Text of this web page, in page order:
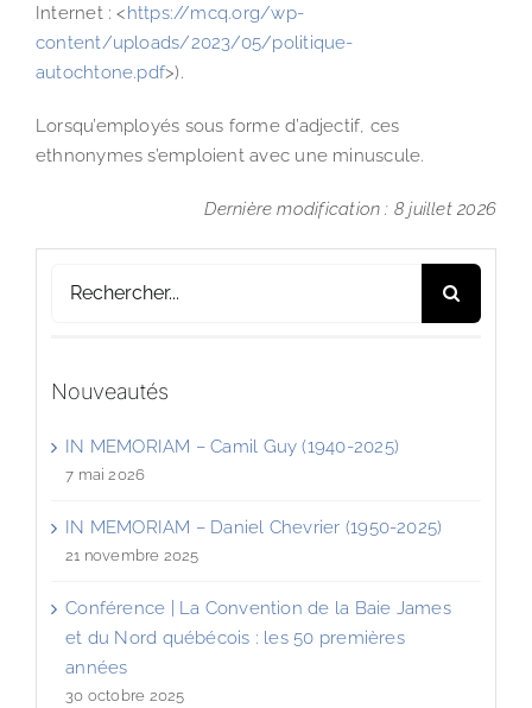
Internet : <https://mcq.org/wp-
content/uploads/2023/05/politique-
autochtone.pdf>).
Lorsqu’employés sous forme d’adjectif, ces
ethnonymes s’emploient avec une minuscule.
Dernière modification : 8 juillet 2026
Nouveautés
IN MEMORIAM – Camil Guy (1940-2025)
7 mai 2026
IN MEMORIAM – Daniel Chevrier (1950-2025)
21 novembre 2025
Conférence | La Convention de la Baie James
et du Nord québécois : les 50 premières
années
30 octobre 2025